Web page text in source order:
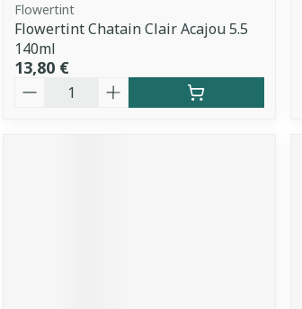
Flowertint
Flowertint Chatain Clair Acajou 5.5
140ml
13,80 €
Quantité